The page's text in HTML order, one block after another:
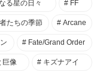
る星の日々 FF
たちの季節 Arcane
Fate/Grand Order
巨像 キズナアイ